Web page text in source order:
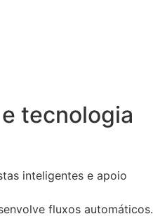
tecnologia
inteligentes e apoio
fluxos automáticos.